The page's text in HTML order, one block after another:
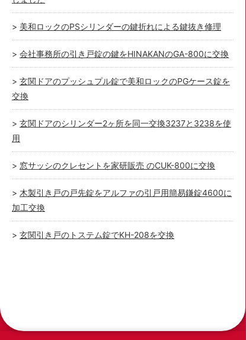
美和ロックのPSシリンダーの鍵折れによる鍵抜き修理
会社事務所の引き戸錠の鍵をHINAKANのGA-800に交換
玄関ドアのプッシュプル錠で美和ロックのPGケース錠を
交換
玄関ドアのシリンダー2ヶ所を同一交換3237と3238を使
用
窓サッシのクレセントを家研販売 のCUK-800に交換
木製引き戸の戸先錠をアルファの引戸用簡易鎌錠4600に
加工交換
玄関引き戸のトステム錠でKH-208を交換